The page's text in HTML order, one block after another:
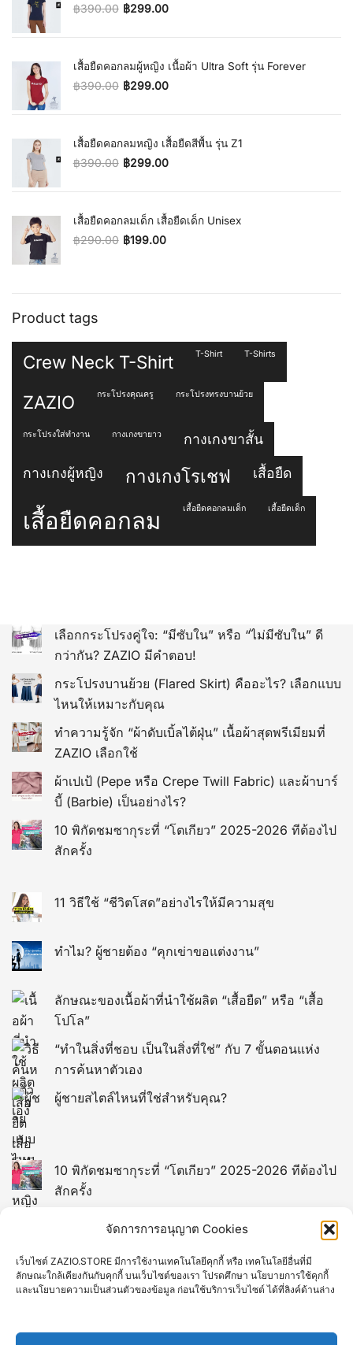
จัดการการอนุญาต Cookies
เว็บไซต์ ZAZIO.STORE มีการใช้งานเทคโนโลยีคุกกี้ หรือ เทคโนโลยีอื่นที่มี
ลักษณะใกล้เคียงกันกับคุกกี้ บนเว็บไซต์ของเรา โปรดศึกษา นโยบายการใช้คุกกี้
และนโยบายความเป็นส่วนตัวของข้อมูล ก่อนใช้บริการเว็บไซต์ ได้ที่ลิงค์ด้านล่าง
฿390.00
Original price was: ฿390.00.
฿299.00
Current price is: ฿299.00.
เสื้อยืดคอกลมผู้หญิง เนื้อผ้า Ultra Soft รุ่น Forever
฿390.00
Original price was: ฿390.00.
฿299.00
Current price is: ฿299.00.
เสื้อยืดคอกลมหญิง เสื้อยืดสีพื้น รุ่น Z1
฿390.00
Original price was: ฿390.00.
฿299.00
Current price is: ฿299.00.
เสื้อยืดคอกลมเด็ก เสื้อยืดเด็ก Unisex
฿290.00
Original price was: ฿290.00.
฿199.00
Current price is: ฿199.00.
Product tags
Crew Neck T-Shirt T-Shirt T-Shirts
ZAZIO กระโปรงคุณครู กระโปรงทรงบานย้วย
กระโปรงใส่ทำงาน กางเกงขายาว กางเกงขาสั้น
กางเกงผู้หญิง กางเกงโรเชฟ เสื้อยืด
เสื้อยืดคอกลม เสื้อยืดคอกลมเด็ก เสื้อยืดเด็ก
เลือกกระโปรงคู่ใจ: “มีซับใน” หรือ “ไม่มีซับใน” ดี
กว่ากัน? ZAZIO มีคำตอบ!
กระโปรงบานย้วย (Flared Skirt) คืออะไร? เลือกแบบ
ไหนให้เหมาะกับคุณ
ทำความรู้จัก “ผ้าดับเบิ้ลไต้ฝุ่น” เนื้อผ้าสุดพรีเมียมที่
ZAZIO เลือกใช้
ผ้าเปเป้ (Pepe หรือ Crepe Twill Fabric) และผ้าบาร์
บี้ (Barbie) เป็นอย่างไร?
10 พิกัดชมซากุระที่ “โตเกียว” 2025-2026 ทีต้องไป
สักครั้ง
11 วิธีใช้ “ชีวิตโสด”อย่างไรให้มีความสุข
ทำไม? ผู้ชายต้อง “คุกเข่าขอแต่งงาน”
ลักษณะของเนื้อผ้าที่นำใช้ผลิต “เสื้อยืด” หรือ “เสื้อ
โปโล”
“ทำในสิ่งที่ชอบ เป็นในสิ่งที่ใช่” กับ 7 ขั้นตอนแห่ง
การค้นหาตัวเอง
ผู้ชายสไตล์ไหนที่ใช่สำหรับคุณ?
10 พิกัดชมซากุระที่ “โตเกียว” 2025-2026 ทีต้องไป
สักครั้ง
12 พิกัดที่เที่ยวยอดฮิตของมาเก๊า